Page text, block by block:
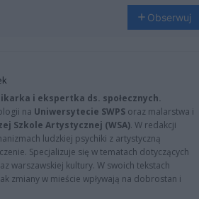
Obserwuj
i ekspertka ds. społecznych.
na Uniwersytecie SWPS oraz malarstwa i
Szkole Artystycznej (WSA). W redakcji
ludzkiej psychiki z artystyczną
Specjalizuje się w tematach dotyczących
warszawskiej kultury. W swoich tekstach
zmiany w mieście wpływają na dobrostan i